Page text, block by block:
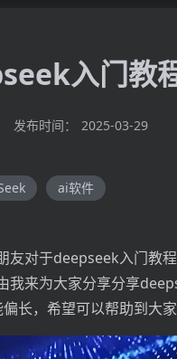
入门教
发布时间： 2025-03-29
ai软件
友对于deepseek入门教
我来为大家分享分享
长，希望可以帮助到大家